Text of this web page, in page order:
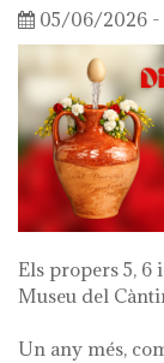
05/06/2026
Els propers 5, 6
Museu del
Un any més,